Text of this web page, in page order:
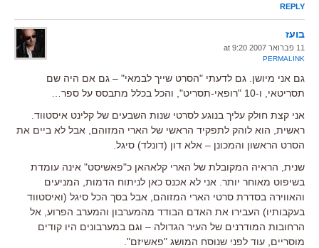
REPLY
בועז
11 פברואר 2007 at 9:20
PERMALINK
גם אני מיושן. גם לדעתי "הסרט שייך לבמאי" – גם אם היה שם
תסריטאי, ו-10 "רופאי-תסריט", והכל בכלל מתבסס על ספר…
אני קצת חולק עליך בנוגע לסרטי שנות השבעים של קלינט איסטווד.
ראשית, הוא לוהק לתפקיד הראשי של הארי המזוהם, אבל לא ביים את
הסרט הראשון והמכונן – אלא דון (דונלד) סיגל.
שנית, הראיה המקובלת של הארי קלאהאן כ"פאשיסט" אינה עומדת
בשיפוט מאוחר יותר. אני לא אכנס כאן לניתוח הדמות, המניעים
והאווירה בסדרת סרטי הארי המזוהם, אבל בסך הכל סיגל (ואיסטווד
בעקבותיו) העבירו את האדם הבודד מהמערבון והמערב הפרוע, אל
הרחובות המודרנים של העיר הגדולה – וגם במערבונים היו קודים
מוסריים, עוד לפני שנוסח המושג "פאשיזם".